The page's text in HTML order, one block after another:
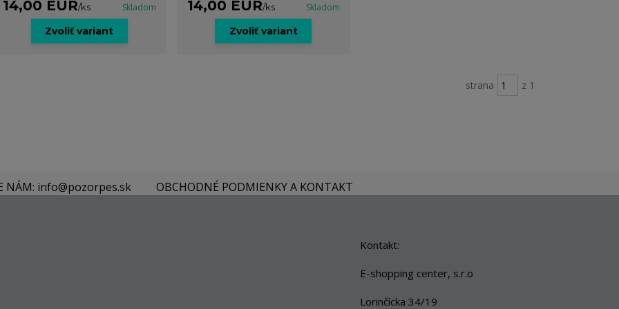
14,00 EUR/ks Skladom
Zvoliť variant
14,00 EUR/ks Skladom
Zvoliť variant
strana z 1
NÁM: info@pozorpes.sk OBCHODNÉ PODMIENKY A KONTAKT
Kontakt:
E-shopping center, s.r.o
Lorinčícka 34/19